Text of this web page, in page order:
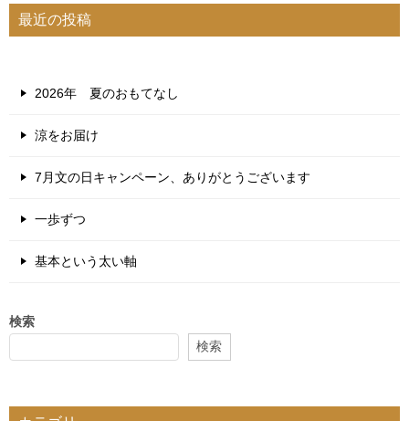
最近の投稿
2026年 夏のおもてなし
涼をお届け
7月文の日キャンペーン、ありがとうございます
一歩ずつ
基本という太い軸
検索
検索